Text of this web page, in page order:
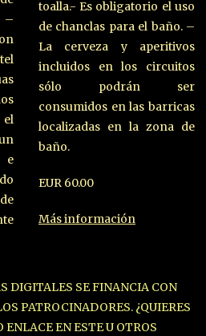
–
el
e
toalla.- Es obligatorio el uso
de chanclas para el baño. –
La cerveza y aperitivos
incluidos en los circuitos
sólo podrán ser
consumidos en las barricas
localizadas en la zona de
baño.
EUR 60.00
Más información
DIGITALES SE FINANCIA CON
PATROCINADORES. ¿QUIERES
EN ESTE U OTROS